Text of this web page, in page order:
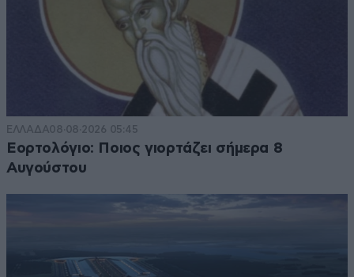
ΕΛΛΑΔΑ08·08·2026 05:45
Εορτολόγιο: Ποιος γιορτάζει σήμερα 8
Αυγούστου